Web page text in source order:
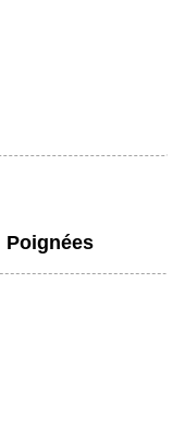
Poignées